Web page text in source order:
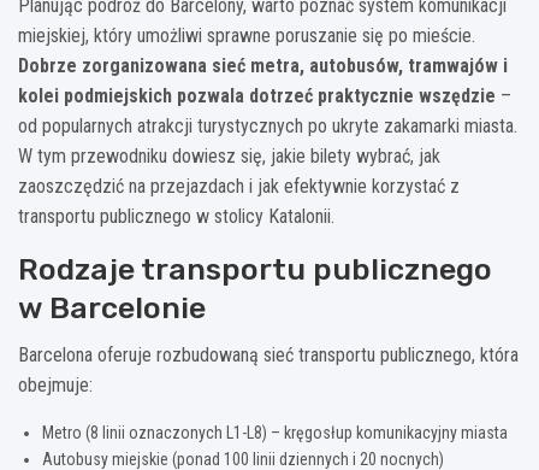
Planując podróż do Barcelony, warto poznać system komunikacji
miejskiej, który umożliwi sprawne poruszanie się po mieście.
Dobrze zorganizowana sieć metra, autobusów, tramwajów i
kolei podmiejskich pozwala dotrzeć praktycznie wszędzie –
od popularnych atrakcji turystycznych po ukryte zakamarki miasta.
W tym przewodniku dowiesz się, jakie bilety wybrać, jak
zaoszczędzić na przejazdach i jak efektywnie korzystać z
transportu publicznego w stolicy Katalonii.
Rodzaje transportu publicznego
w Barcelonie
Barcelona oferuje rozbudowaną sieć transportu publicznego, która
obejmuje:
Metro (8 linii oznaczonych L1-L8) – kręgosłup komunikacyjny miasta
Autobusy miejskie (ponad 100 linii dziennych i 20 nocnych)